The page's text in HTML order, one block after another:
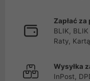
Zapłać za
BLIK,
Raty,
Wysyłka
InPost,